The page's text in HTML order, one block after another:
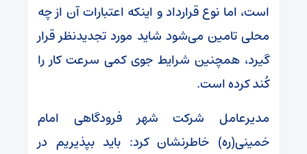
است، اما نوع قرارداد و اینکه اعتبارات آن از چه
محلی تامین می‌شود شاید مورد تجدیدنظر قرار
گیرد، همچنین شرایط جوی کمی سرعت کار را
کُند کرده است.
مدیرعامل شرکت شهر فرودگاهی امام
خمینی(ره) خاطرنشان‌ کرد: باید بپذیریم در